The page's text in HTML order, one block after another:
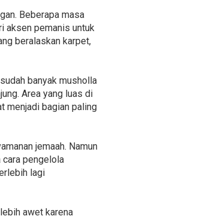
Beberapa masa
aksen pemanis untuk
beralaskan karpet,
banyak musholla
Area yang luas di
menjadi bagian paling
jemaah. Namun
cara pengelola
lagi
awet karena